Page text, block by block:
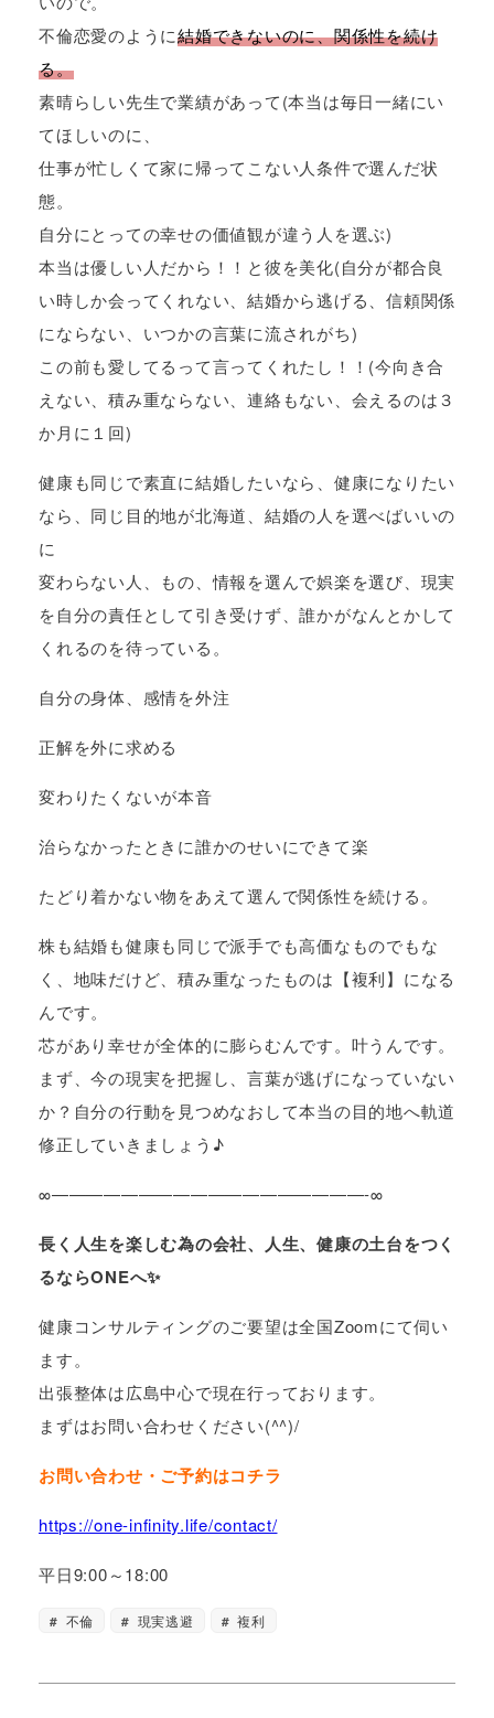
不倫恋愛のように結婚できないのに、関係性を続け
る。
素晴らしい先生で業績があって(本当は毎日一緒にい
てほしいのに、
仕事が忙しくて家に帰ってこない人条件で選んだ状
態。
自分にとっての幸せの価値観が違う人を選ぶ)
本当は優しい人だから！！と彼を美化(自分が都合良
い時しか会ってくれない、結婚から逃げる、信頼関係
にならない、いつかの言葉に流されがち)
この前も愛してるって言ってくれたし！！(今向き合
えない、積み重ならない、連絡もない、会えるのは３
か月に１回)
健康も同じで素直に結婚したいなら、健康になりたい
なら、同じ目的地が北海道、結婚の人を選べばいいの
に
変わらない人、もの、情報を選んで娯楽を選び、現実
を自分の責任として引き受けず、誰かがなんとかして
くれるのを待っている。
自分の身体、感情を外注
正解を外に求める
変わりたくないが本音
治らなかったときに誰かのせいにできて楽
たどり着かない物をあえて選んで関係性を続ける。
株も結婚も健康も同じで派手でも高価なものでもな
く、地味だけど、積み重なったものは【複利】になる
んです。
芯があり幸せが全体的に膨らむんです。叶うんです。
まず、今の現実を把握し、言葉が逃げになっていない
か？自分の行動を見つめなおして本当の目的地へ軌道
修正していきましょう♪
∞——————————————————-∞
長く人生を楽しむ為の会社、人生、健康の土台をつく
るならONEへ✨
健康コンサルティングのご要望は全国Zoomにて伺い
ます。
出張整体は広島中心で現在行っております。
まずはお問い合わせください(^^)/
お問い合わせ・ご予約はコチラ
https://one-infinity.life/contact/
平日9:00～18:00
不倫 現実逃避 複利